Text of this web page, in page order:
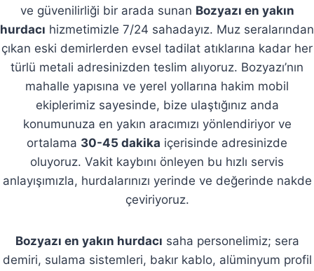
ve güvenilirliği bir arada sunan Bozyazı en yakın
hurdacı hizmetimizle 7/24 sahadayız. Muz seralarından
çıkan eski demirlerden evsel tadilat atıklarına kadar her
türlü metali adresinizden teslim alıyoruz. Bozyazı’nın
mahalle yapısına ve yerel yollarına hakim mobil
ekiplerimiz sayesinde, bize ulaştığınız anda
konumunuza en yakın aracımızı yönlendiriyor ve
ortalama 30-45 dakika içerisinde adresinizde
oluyoruz. Vakit kaybını önleyen bu hızlı servis
anlayışımızla, hurdalarınızı yerinde ve değerinde nakde
çeviriyoruz.
Bozyazı en yakın hurdacı saha personelimiz; sera
demiri, sulama sistemleri, bakır kablo, alüminyum profil